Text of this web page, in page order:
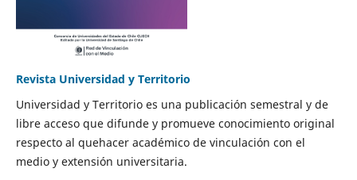
Revista Universidad y Territorio
Universidad y Territorio es una publicación semestral y de
libre acceso que difunde y promueve conocimiento original
respecto al quehacer académico de vinculación con el
medio y extensión universitaria.